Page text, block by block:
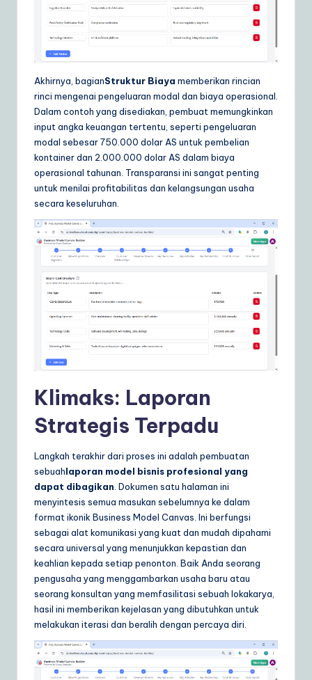
Akhirnya, bagianStruktur Biaya memberikan rincian
rinci mengenai pengeluaran modal dan biaya operasional.
Dalam contoh yang disediakan, pembuat memungkinkan
input angka keuangan tertentu, seperti pengeluaran
modal sebesar 750.000 dolar AS untuk pembelian
kontainer dan 2.000.000 dolar AS dalam biaya
operasional tahunan. Transparansi ini sangat penting
untuk menilai profitabilitas dan kelangsungan usaha
secara keseluruhan.
Klimaks: Laporan
Strategis Terpadu
Langkah terakhir dari proses ini adalah pembuatan
sebuahlaporan model bisnis profesional yang
dapat dibagikan. Dokumen satu halaman ini
menyintesis semua masukan sebelumnya ke dalam
format ikonik Business Model Canvas. Ini berfungsi
sebagai alat komunikasi yang kuat dan mudah dipahami
secara universal yang menunjukkan kepastian dan
keahlian kepada setiap penonton. Baik Anda seorang
pengusaha yang menggambarkan usaha baru atau
seorang konsultan yang memfasilitasi sebuah lokakarya,
hasil ini memberikan kejelasan yang dibutuhkan untuk
melakukan iterasi dan beralih dengan percaya diri.